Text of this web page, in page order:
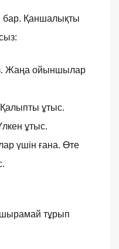
бар. Қаншалықты
Жаңа ойыншылар
ұтыс.
ұтыс.
үшін ғана. Өте
тұрып